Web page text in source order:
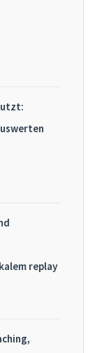
replay